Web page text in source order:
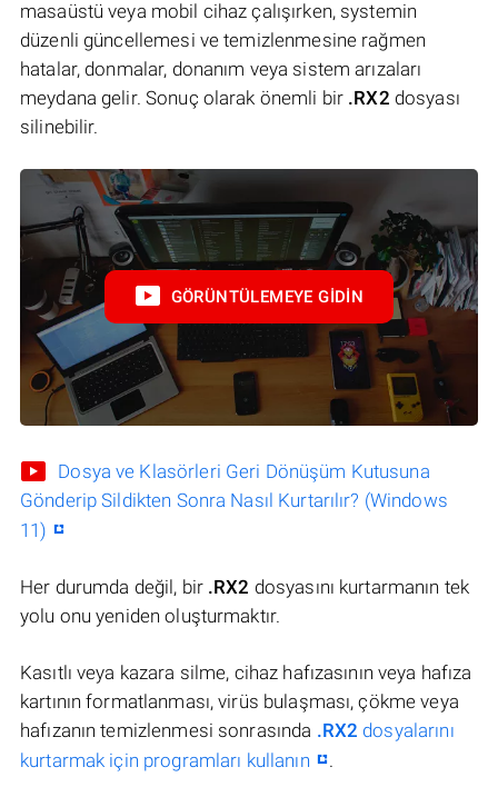
masaüstü veya mobil cihaz çalışırken, systemin
düzenli güncellemesi ve temizlenmesine rağmen
hatalar, donmalar, donanım veya sistem arızaları
meydana gelir. Sonuç olarak önemli bir .RX2 dosyası
silinebilir.
GÖRÜNTÜLEMEYE GIDIN
Dosya ve Klasörleri Geri Dönüşüm Kutusuna
Gönderip Sildikten Sonra Nasıl Kurtarılır? (Windows
11)
Her durumda değil, bir .RX2 dosyasını kurtarmanın tek
yolu onu yeniden oluşturmaktır.
Kasıtlı veya kazara silme, cihaz hafızasının veya hafıza
kartının formatlanması, virüs bulaşması, çökme veya
hafızanın temizlenmesi sonrasında .RX2 dosyalarını
kurtarmak için programları kullanın
.